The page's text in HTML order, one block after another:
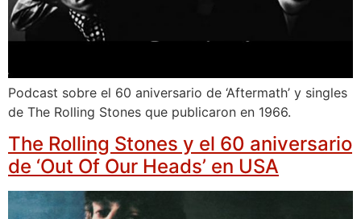
Podcast sobre el 60 aniversario de ‘Aftermath’ y singles
de The Rolling Stones que publicaron en 1966.
The Rolling Stones y el 60 aniversario
de ‘Out Of Our Heads’ en USA